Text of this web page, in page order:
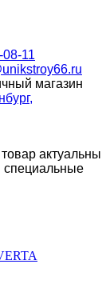
11
магазин
актуальны
специальные